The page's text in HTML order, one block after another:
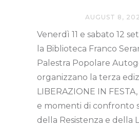
AUGUST 8,
Venerdì 11 e sabato 12
la Biblioteca Franco
Palestra Popolare
organizzano la terza
LIBERAZIONE IN
e momenti di confronto
della Resistenza e della